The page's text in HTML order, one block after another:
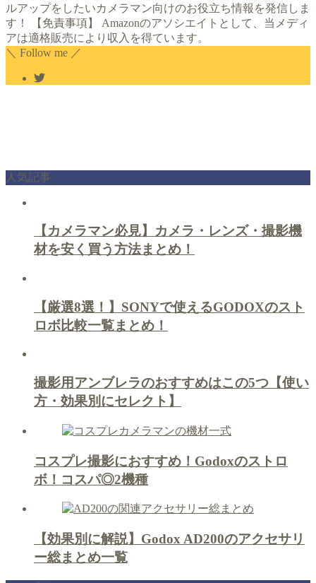
ルアップをしたいカメラマン向けのお役立ち情報を発信しま
す！ 【免責事項】 Amazonのアソシエイトとして、当メディ
アは適格販売により収入を得ています。
＼ Follow me ／
人気記事
【カメラマン必見】カメラ・レンズ・撮影機
材を安く買う方法まとめ！
【厳選8選！】SONYで使えるGODOXのスト
ロボ比較一覧まとめ！
撮影用アンブレラのおすすめはこの5つ【使い
方・効果別にセレクト】
コスプレ撮影におすすめ！Godoxのストロ
ボ！コスパ◎2機種
【効果別に解説】Godox AD200のアクセサリ
ー総まとめ一覧